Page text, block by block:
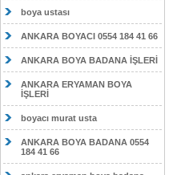
boya ustası
ANKARA BOYACI 0554 184 41 66
ANKARA BOYA BADANA İŞLERİ
ANKARA ERYAMAN BOYA
İŞLERİ
boyacı murat usta
ANKARA BOYA BADANA 0554
184 41 66